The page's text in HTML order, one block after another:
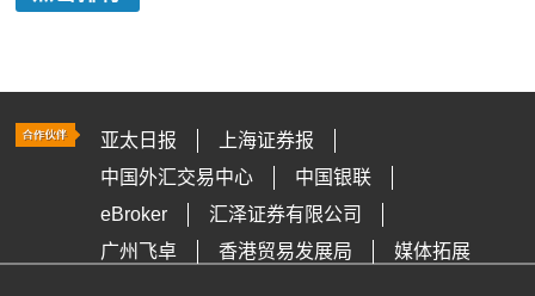
亚太日报
上海证券报
中国外汇交易中心
中国银联
eBroker
汇泽证券有限公司
广州飞卓
香港贸易发展局 媒体拓展